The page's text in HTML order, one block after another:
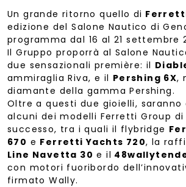
Un grande ritorno quello di
edizione del Salone Nautico di
programma dal 16 al 21 settembre
Il Gruppo proporrà al Salone
due sensazionali première: il
ammiraglia Riva, e il Pershing 6X,
diamante della gamma Pershing.
Oltre a questi due gioielli, saranno
alcuni dei modelli Ferretti Group
successo, tra i quali il flybridge
670 e Ferretti Yachts 720, la
Line Navetta 30 e il
con motori fuoribordo
firmato Wally.